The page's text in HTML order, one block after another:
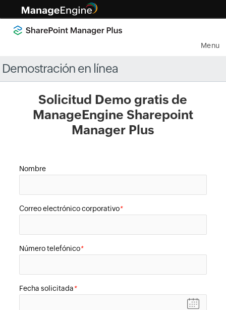
Menu
Demostración en línea
Solicitud Demo gratis de
ManageEngine Sharepoint
Manager Plus
Nombre
Correo electrónico corporativo*
Número telefónico*
Fecha solicitada*